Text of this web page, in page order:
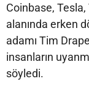
Coinbase,
alanında erken
adamı Tim
insanların
söyledi.